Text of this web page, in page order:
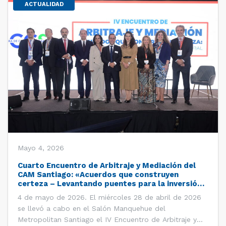
ACTUALIDAD
Mayo 4, 2026
Cuarto Encuentro de Arbitraje y Mediación del
CAM Santiago: «Acuerdos que construyen
certeza – Levantando puentes para la inversión
4 de mayo de 2026. El miércoles 28 de abril de 2026
se llevó a cabo en el Salón Manquehue del
Metropolitan Santiago el IV Encuentro de Arbitraje y